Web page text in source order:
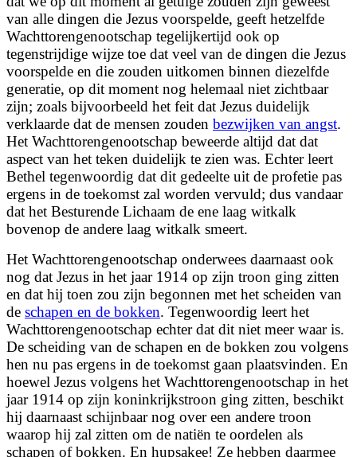
van alle dingen die Jezus voorspelde, geeft hetzelfde
Wachttorengenootschap tegelijkertijd ook op
tegenstrijdige wijze toe dat veel van de dingen die Jezus
voorspelde en die zouden uitkomen binnen diezelfde
generatie, op dit moment nog helemaal niet zichtbaar
zijn; zoals bijvoorbeeld het feit dat Jezus duidelijk
verklaarde dat de mensen zouden bezwijken van angst.
Het Wachttorengenootschap beweerde altijd dat dat
aspect van het teken duidelijk te zien was. Echter leert
Bethel tegenwoordig dat dit gedeelte uit de profetie pas
ergens in de toekomst zal worden vervuld; dus vandaar
dat het Besturende Lichaam de ene laag witkalk
bovenop de andere laag witkalk smeert.
Het Wachttorengenootschap onderwees daarnaast ook
nog dat Jezus in het jaar 1914 op zijn troon ging zitten
en dat hij toen zou zijn begonnen met het scheiden van
de schapen en de bokken. Tegenwoordig leert het
Wachttorengenootschap echter dat dit niet meer waar is.
De scheiding van de schapen en de bokken zou volgens
hen nu pas ergens in de toekomst gaan plaatsvinden. En
hoewel Jezus volgens het Wachttorengenootschap in het
jaar 1914 op zijn koninkrijkstroon ging zitten, beschikt
hij daarnaast schijnbaar nog over een andere troon
waarop hij zal zitten om de natiën te oordelen als
schapen of bokken. En hupsakee! Ze hebben daarmee